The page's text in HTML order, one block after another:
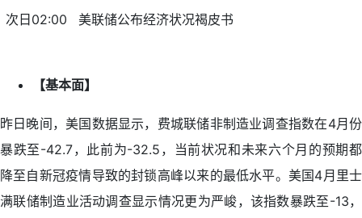
次日02:00
美联储公布经济状况褐皮书
【基本面】
昨日晚间，美国数据显示，费城联储非制造业调查指数在4月份
暴跌至-42.7，此前为-32.5，当前状况和未来六个月的预期都
降至自新冠疫情导致的封锁高峰以来的最低水平。美国4月里士
满联储制造业活动调查显示情况更为严峻，该指数暴跌至-13，